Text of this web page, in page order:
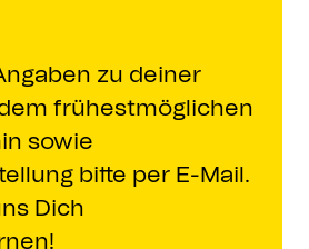
zu deiner
frühestmöglichen
sowie
bitte per E-Mail.
Dich